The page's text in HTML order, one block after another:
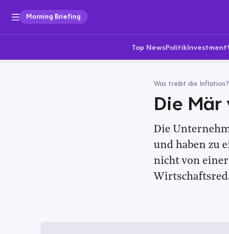
Morning Briefing
Top NewsPolitikInvestment
Was treibt die Inflation?
Die
Die
und haben zu
nicht von